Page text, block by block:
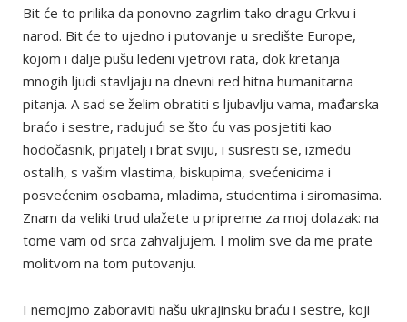
Bit će to prilika da ponovno zagrlim tako dragu Crkvu i
narod. Bit će to ujedno i putovanje u središte Europe,
kojom i dalje pušu ledeni vjetrovi rata, dok kretanja
mnogih ljudi stavljaju na dnevni red hitna humanitarna
pitanja. A sad se želim obratiti s ljubavlju vama, mađarska
braćo i sestre, radujući se što ću vas posjetiti kao
hodočasnik, prijatelj i brat sviju, i susresti se, između
ostalih, s vašim vlastima, biskupima, svećenicima i
posvećenim osobama, mladima, studentima i siromasima.
Znam da veliki trud ulažete u pripreme za moj dolazak: na
tome vam od srca zahvaljujem. I molim sve da me prate
molitvom na tom putovanju.
I nemojmo zaboraviti našu ukrajinsku braću i sestre, koji